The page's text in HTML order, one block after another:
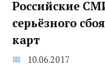
Российские
серьёзного
карт
10.06.2017